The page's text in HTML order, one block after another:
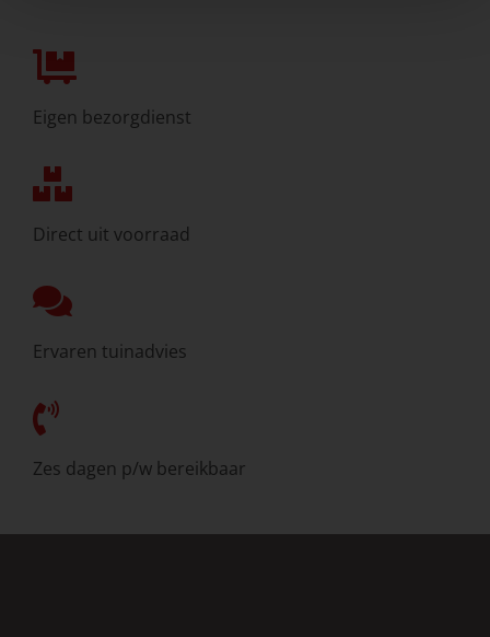
Eigen bezorgdienst
Direct uit voorraad
Ervaren tuinadvies
Zes dagen p/w bereikbaar